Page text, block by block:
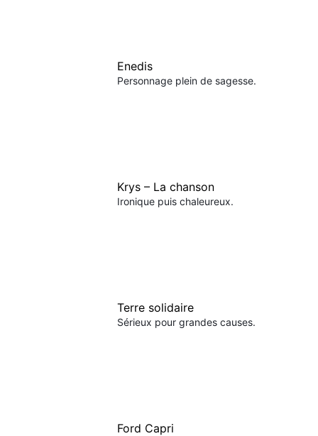
Enedis
Personnage plein de sagesse.
Krys – La chanson
Ironique puis chaleureux.
Terre solidaire
Sérieux pour grandes causes.
Ford Capri